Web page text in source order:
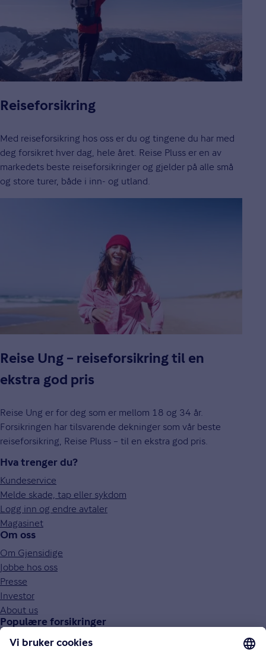
Reiseforsikring
Med reiseforsikring hos oss er du og tingene du har med
deg forsikret hver dag, hele året. Reise Pluss er en av
markedets beste reiseforsikringer og gjelder på alle små
og store turer, både i inn- og utland.
Reise Ung – reiseforsikring til en
ekstra god pris
Reise Ung er for deg som er mellom 18 og 34 år.
Forsikringen har tilsvarende dekninger som vår beste
reiseforsikring, Reise Pluss – til en ekstra god pris.
Hva trenger du?
Kundeservice
Melde skade, tap eller sykdom
Logg inn og endre avtaler
Magasinet
Om oss
Om Gjensidige
Jobbe hos oss
Presse
Investor
About us
Populære forsikringer
Bilforsikring